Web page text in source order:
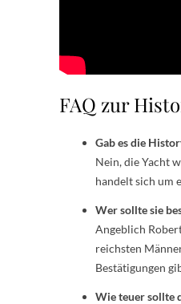
FAQ zur
Gab es die
Nein, die Yacht
handelt sich um
Wer sollte sie
Angeblich
reichsten
Bestätigungen
Wie teuer sollte